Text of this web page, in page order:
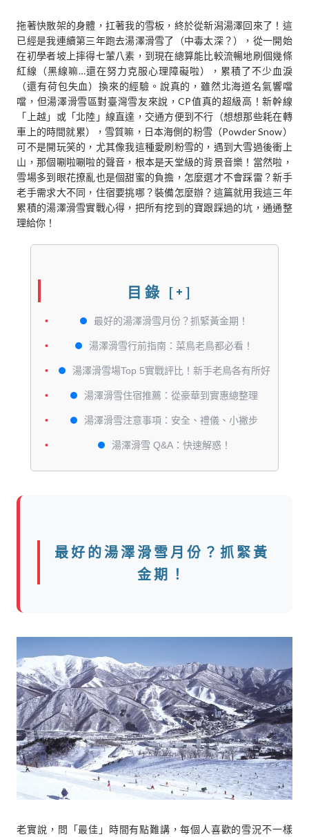
拖著快散架的身體，扛著我的雪板，終於從新潟湯澤回來了！這
已經是我連續第三年跑去湯澤滑雪了（中毒太深？），從一開始
在初學者坡上摔得七葷八素，到現在總算能比較流暢地刷個幾條
紅線（黑線嘛…還在努力克服心理障礙啦），累積了不少血淚
（還有荷包失血）換來的經驗。說真的，雖然北海道名氣響噹
噹，但湯澤滑雪區對臺灣雪友來說，CP值真的超級高！新幹線
「上越」或「北陸」線直達，交通方便到不行（想想那些耗在轉
車上的時間就累），雪質嘛，日本海側的粉雪（Powder Snow）
可不是開玩笑的，尤其像我這種愛刷粉雪的，遇到大雪過後衝上
山，那個唰啦唰啦的聲音，根本是天堂級的背景音樂！當然啦，
雪場多到眼花撩亂也是個甜蜜的負擔，怎麼選才不會踩雷？新手
老手需求大不同，住宿要挑哪？裝備怎麼辦？這篇就用我這三年
累積的湯澤滑雪實戰心得，把所有挖到的寶跟踩過的坑，通通整
理給你！
目錄 [+]
最好的湯澤滑雪月份？抓緊黃金期！
湯澤滑雪行前指南：菜鳥老鳥都必看！
湯澤滑雪場Top 5實戰評比！新手老鳥各有所好
湯澤滑雪住宿推薦：從豪華到實惠總整理
湯澤滑雪注意事項：安全、禮儀、小撇步
湯澤滑雪 Q&A：快速解惑！
最好的湯澤滑雪月份？抓緊黃
金期！
老實說，問「最佳」時間有點難講，每個人喜歡的雪況不一樣